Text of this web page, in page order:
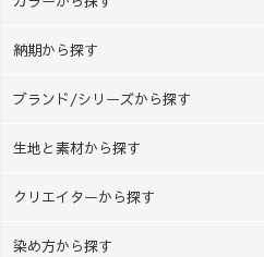
納期から探す
ブランド/シリーズから探す
生地と素材から探す
クリエイターから探す
染め方から探す